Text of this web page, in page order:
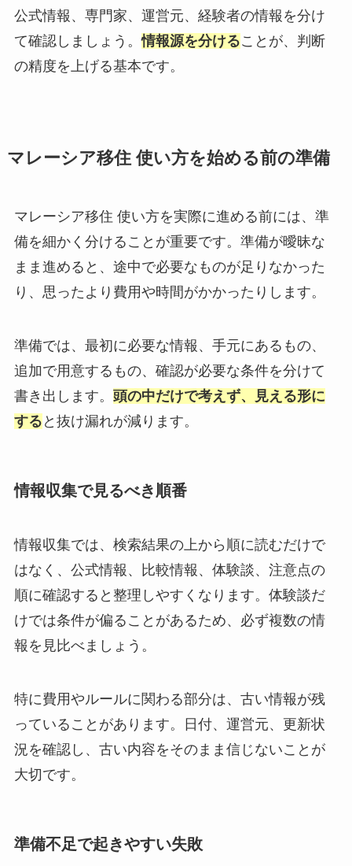
公式情報、専門家、運営元、経験者の情報を分け
て確認しましょう。情報源を分けることが、判断
の精度を上げる基本です。
マレーシア移住 使い方を始める前の準備
マレーシア移住 使い方を実際に進める前には、準
備を細かく分けることが重要です。準備が曖昧な
まま進めると、途中で必要なものが足りなかった
り、思ったより費用や時間がかかったりします。
準備では、最初に必要な情報、手元にあるもの、
追加で用意するもの、確認が必要な条件を分けて
書き出します。 頭の中だけで考えず、見える形に
する と抜け漏れが減ります。
情報収集で見るべき順番
情報収集では、検索結果の上から順に読むだけで
はなく、公式情報、比較情報、体験談、注意点の
順に確認すると整理しやすくなります。体験談だ
けでは条件が偏ることがあるため、必ず複数の情
報を見比べましょう。
特に費用やルールに関わる部分は、古い情報が残
っていることがあります。日付、運営元、更新状
況を確認し、古い内容をそのまま信じないことが
大切です。
準備不足で起きやすい失敗